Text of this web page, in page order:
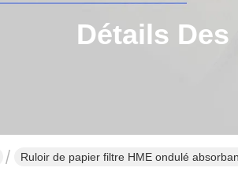
Détails
Ruloir de papier filtre HME ondulé